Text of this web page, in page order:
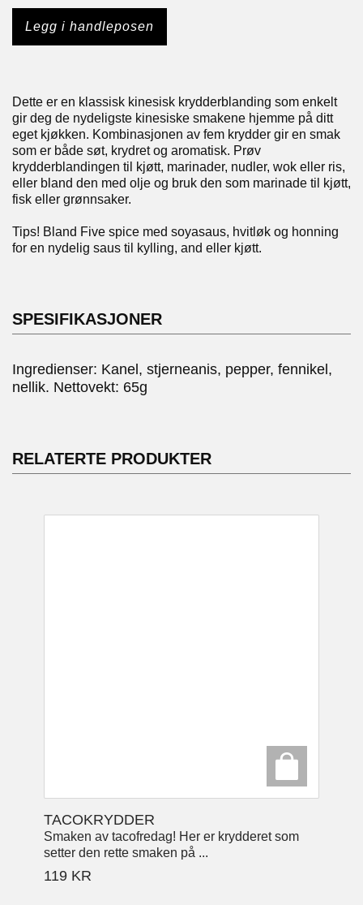
Legg i handleposen
Dette er en klassisk kinesisk krydderblanding som enkelt
gir deg de nydeligste kinesiske smakene hjemme på ditt
eget kjøkken. Kombinasjonen av fem krydder gir en smak
som er både søt, krydret og aromatisk. Prøv
krydderblandingen til kjøtt, marinader, nudler, wok eller ris,
eller bland den med olje og bruk den som marinade til kjøtt,
fisk eller grønnsaker.
Tips! Bland Five spice med soyasaus, hvitløk og honning
for en nydelig saus til kylling, and eller kjøtt.
SPESIFIKASJONER
Ingredienser: Kanel, stjerneanis, pepper, fennikel,
nellik. Nettovekt: 65g
RELATERTE PRODUKTER
TACOKRYDDER
Smaken av tacofredag! Her er krydderet som
setter den rette smaken på ...
119 KR